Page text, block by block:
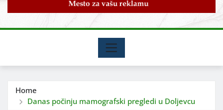
Home
Danas počinju mamografski pregledi u Doljevcu